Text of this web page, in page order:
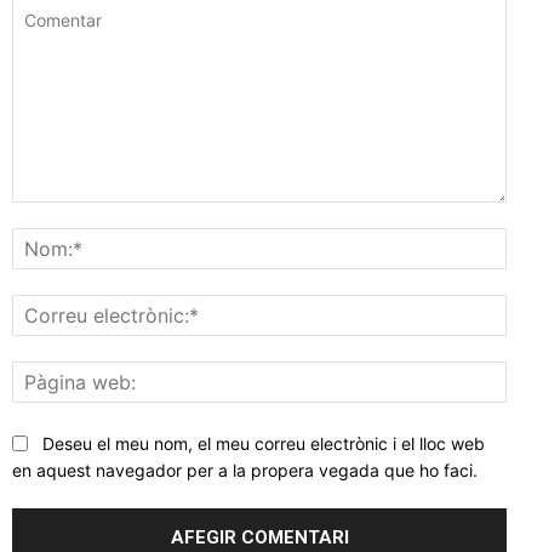
web:
Deseu el meu nom, el meu correu electrònic i el lloc web
en aquest navegador per a la propera vegada que ho faci.